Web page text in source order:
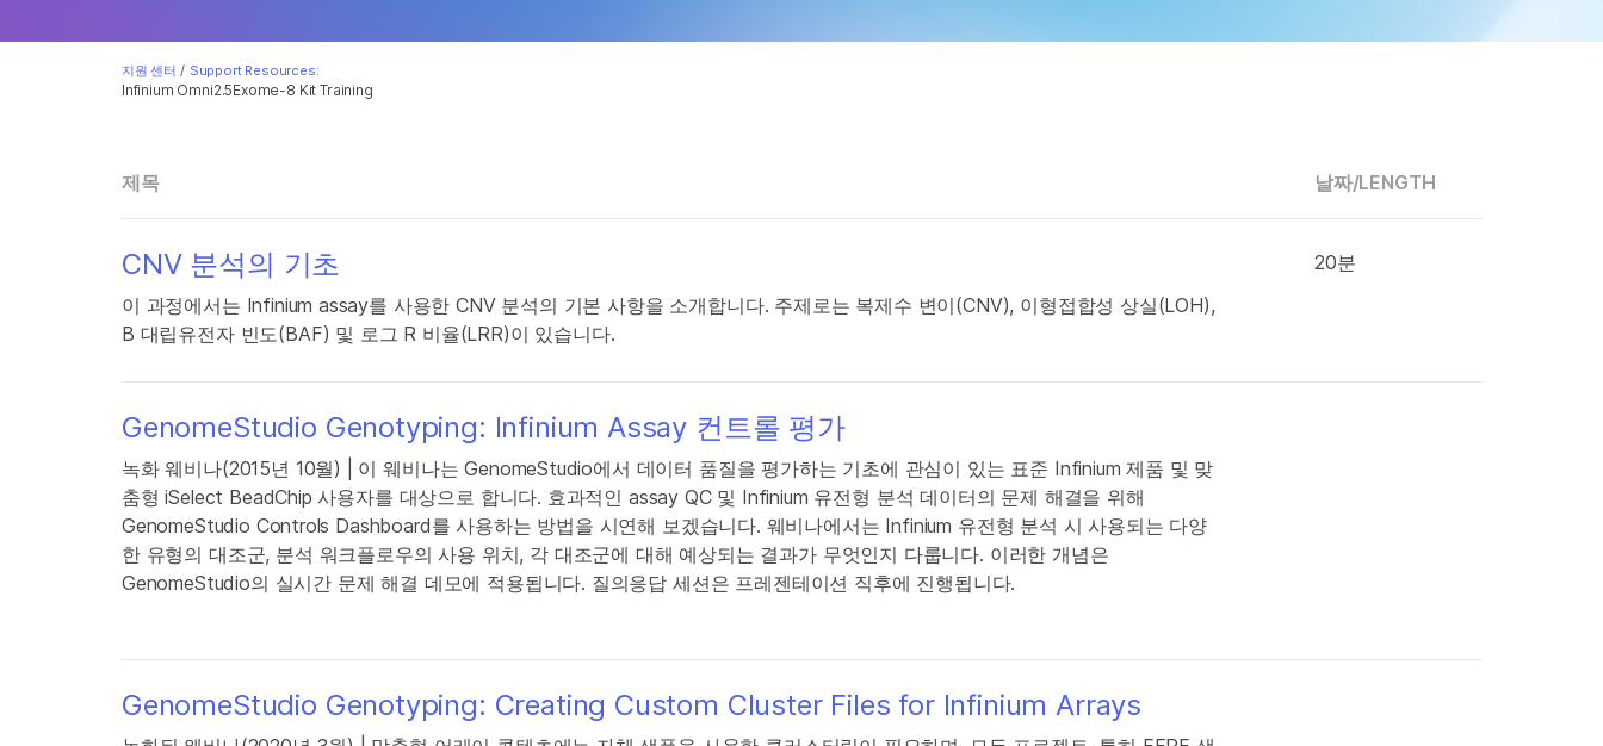
Infinium Omni2.5Exome-8 Kit Training
지원 센터 / Support Resources:
제목 날짜/LENGTH
CNV 분석의 기초
이 과정에서는 Infinium assay를 사용한 CNV 분석의 기본 사항을 소개합니다. 주제로는 복제수 변이(CNV), 이형접합성 상실(LOH),
B 대립유전자 빈도(BAF) 및 로그 R 비율(LRR)이 있습니다.
20분
GenomeStudio Genotyping: Infinium Assay 컨트롤 평가
녹화 웨비나(2015년 10월) | 이 웨비나는 GenomeStudio에서 데이터 품질을 평가하는 기초에 관심이 있는 표준 Infinium 제품 및 맞
춤형 iSelect BeadChip 사용자를 대상으로 합니다. 효과적인 assay QC 및 Infinium 유전형 분석 데이터의 문제 해결을 위해
GenomeStudio Controls Dashboard를 사용하는 방법을 시연해 보겠습니다. 웨비나에서는 Infinium 유전형 분석 시 사용되는 다양
한 유형의 대조군, 분석 워크플로우의 사용 위치, 각 대조군에 대해 예상되는 결과가 무엇인지 다룹니다. 이러한 개념은
GenomeStudio의 실시간 문제 해결 데모에 적용됩니다. 질의응답 세션은 프레젠테이션 직후에 진행됩니다.
GenomeStudio Genotyping: Creating Custom Cluster Files for Infinium Arrays